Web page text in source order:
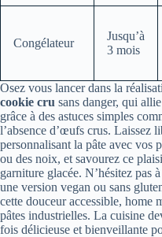
Congélateur
Jusqu’à
3 mois
Osez vous lancer dans la
cookie cru sans danger, qui
grâce à des astuces simples
l’absence d’œufs crus. Laissez
personnalisant la pâte avec vos
ou des noix, et savourez ce
garniture glacée. N’hésitez pas
une version vegan ou sans
cette douceur accessible, home
pâtes industrielles. La cuisine
fois délicieuse et bienveillante